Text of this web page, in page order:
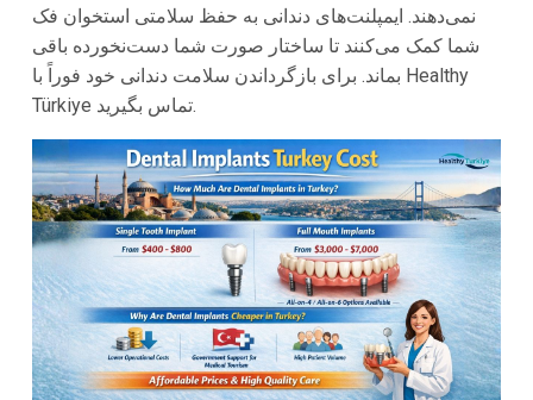
نمی‌دهند. ایمپلنت‌های دندانی به حفظ سلامتی استخوان فک
شما کمک می‌کنند تا ساختار صورت شما دست‌نخورده باقی
بماند. برای بازگرداندن سلامت دندانی خود فوراً با Healthy
Türkiye تماس بگیرید.